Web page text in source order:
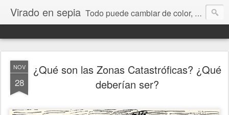
Virado en sepia Todo puede cambiar de color, depende de nosotros y de nuestra capacidad para aprender a mirar. Hablamos de sociedad, economía, empresa, política, RRHH, formación. De Historia reciente, de educación y de temas sociales.
NOV
28
¿Qué son las Zonas Catastróficas? ¿Qué
deberían ser?